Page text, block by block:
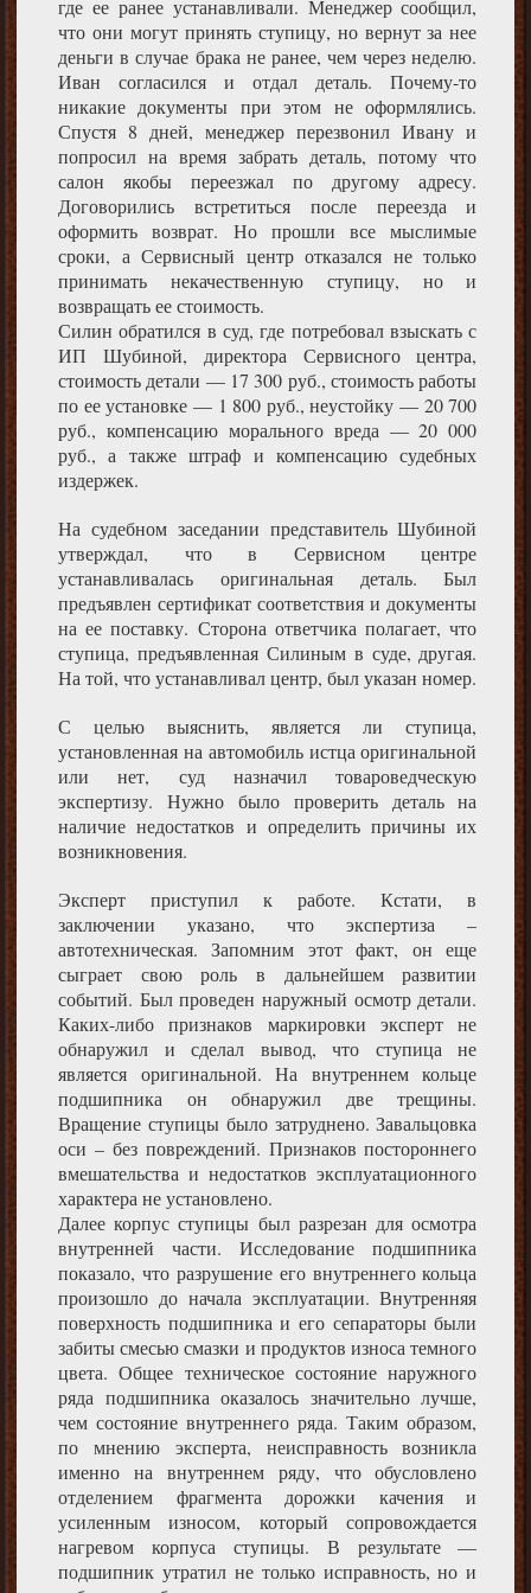
где ее ранее устанавливали. Менеджер сообщил,
что они могут принять ступицу, но вернут за нее
деньги в случае брака не ранее, чем через неделю.
Иван согласился и отдал деталь. Почему-то
никакие документы при этом не оформлялись.
Спустя 8 дней, менеджер перезвонил Ивану и
попросил на время забрать деталь, потому что
салон якобы переезжал по другому адресу.
Договорились встретиться после переезда и
оформить возврат. Но прошли все мыслимые
сроки, а Сервисный центр отказался не только
принимать некачественную ступицу, но и
возвращать ее стоимость.
Силин обратился в суд, где потребовал взыскать с
ИП Шубиной, директора Сервисного центра,
стоимость детали — 17 300 руб., стоимость работы
по ее установке — 1 800 руб., неустойку — 20 700
руб., компенсацию морального вреда — 20 000
руб., а также штраф и компенсацию судебных
издержек.
На судебном заседании представитель Шубиной
утверждал, что в Сервисном центре
устанавливалась оригинальная деталь. Был
предъявлен сертификат соответствия и документы
на ее поставку. Сторона ответчика полагает, что
ступица, предъявленная Силиным в суде, другая.
На той, что устанавливал центр, был указан номер.
С целью выяснить, является ли ступица,
установленная на автомобиль истца оригинальной
или нет, суд назначил товароведческую
экспертизу. Нужно было проверить деталь на
наличие недостатков и определить причины их
возникновения.
Эксперт приступил к работе. Кстати, в
заключении указано, что экспертиза –
автотехническая. Запомним этот факт, он еще
сыграет свою роль в дальнейшем развитии
событий. Был проведен наружный осмотр детали.
Каких-либо признаков маркировки эксперт не
обнаружил и сделал вывод, что ступица не
является оригинальной. На внутреннем кольце
подшипника он обнаружил две трещины.
Вращение ступицы было затруднено. Завальцовка
оси – без повреждений. Признаков постороннего
вмешательства и недостатков эксплуатационного
характера не установлено.
Далее корпус ступицы был разрезан для осмотра
внутренней части. Исследование подшипника
показало, что разрушение его внутреннего кольца
произошло до начала эксплуатации. Внутренняя
поверхность подшипника и его сепараторы были
забиты смесью смазки и продуктов износа темного
цвета. Общее техническое состояние наружного
ряда подшипника оказалось значительно лучше,
чем состояние внутреннего ряда. Таким образом,
по мнению эксперта, неисправность возникла
именно на внутреннем ряду, что обусловлено
отделением фрагмента дорожки качения и
усиленным износом, который сопровождается
нагревом корпуса ступицы. В результате —
подшипник утратил не только исправность, но и